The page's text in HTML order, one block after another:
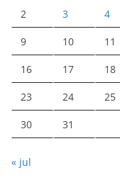
2 3 4
9 10 11
16 17 18
23 24 25
30 31
« jul